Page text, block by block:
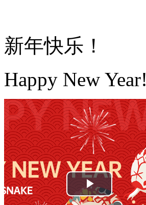
新年快乐！
Happy New Year!
Play